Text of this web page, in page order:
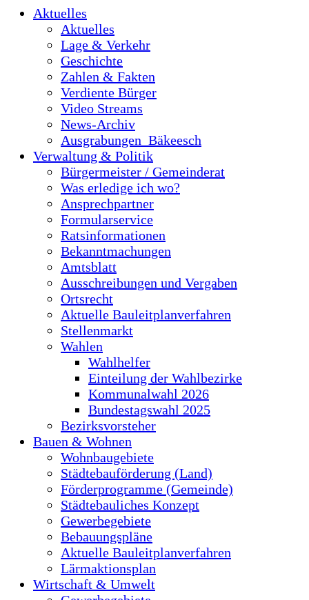
Aktuelles
Aktuelles
Lage & Verkehr
Geschichte
Zahlen & Fakten
Verdiente Bürger
Video Streams
News-Archiv
Ausgrabungen_Bäkeesch
Verwaltung & Politik
Bürgermeister / Gemeinderat
Was erledige ich wo?
Ansprechpartner
Formularservice
Ratsinformationen
Bekanntmachungen
Amtsblatt
Ausschreibungen und Vergaben
Ortsrecht
Aktuelle Bauleitplanverfahren
Stellenmarkt
Wahlen
Wahlhelfer
Einteilung der Wahlbezirke
Kommunalwahl 2026
Bundestagswahl 2025
Bezirksvorsteher
Bauen & Wohnen
Wohnbaugebiete
Städtebauförderung (Land)
Förderprogramme (Gemeinde)
Städtebauliches Konzept
Gewerbegebiete
Bebauungspläne
Aktuelle Bauleitplanverfahren
Lärmaktionsplan
Wirtschaft & Umwelt